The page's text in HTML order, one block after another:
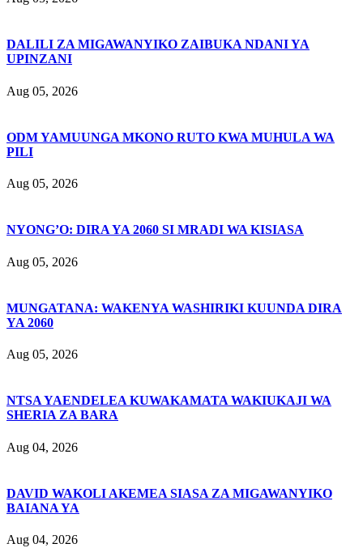
DALILI ZA MIGAWANYIKO ZAIBUKA NDANI YA
UPINZANI
Aug 05, 2026
ODM YAMUUNGA MKONO RUTO KWA MUHULA WA
PILI
Aug 05, 2026
NYONG’O: DIRA YA 2060 SI MRADI WA KISIASA
Aug 05, 2026
MUNGATANA: WAKENYA WASHIRIKI KUUNDA DIRA
YA 2060
Aug 05, 2026
NTSA YAENDELEA KUWAKAMATA WAKIUKAJI WA
SHERIA ZA BARA
Aug 04, 2026
DAVID WAKOLI AKEMEA SIASA ZA MIGAWANYIKO
BAIANA YA
Aug 04, 2026